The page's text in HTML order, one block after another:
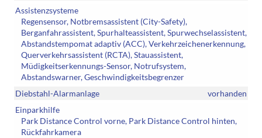
Assistenzsysteme
Regensensor, Notbremsassistent (City-Safety),
Berganfahrassistent, Spurhalteassistent, Spurwechselassistent,
Abstandstempomat adaptiv (ACC), Verkehrzeichenerkennung,
Querverkehrsassistent (RCTA), Stauassistent,
Müdigkeitserkennungs-Sensor, Notrufsystem,
Abstandswarner, Geschwindigkeitsbegrenzer
Diebstahl-Alarmanlage
vorhanden
Einparkhilfe
Park Distance Control vorne, Park Distance Control hinten,
Rückfahrkamera